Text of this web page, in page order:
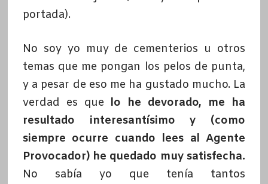
portada).
No soy yo muy de cementerios u otros
temas que me pongan los pelos de punta,
y a pesar de eso me ha gustado mucho. La
verdad es que lo he devorado, me ha
resultado interesantísimo y (como
siempre ocurre cuando lees al Agente
Provocador) he quedado muy satisfecha.
No sabía yo que tenía tantos